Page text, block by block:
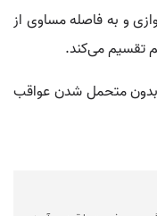
و به فاصله مساوی از
تقسیم می‌کند.
بدون متحمل شدن عواقب